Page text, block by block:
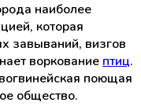
наиболее
которая
завываний, визгов
воркование птиц.
поющая
общество.